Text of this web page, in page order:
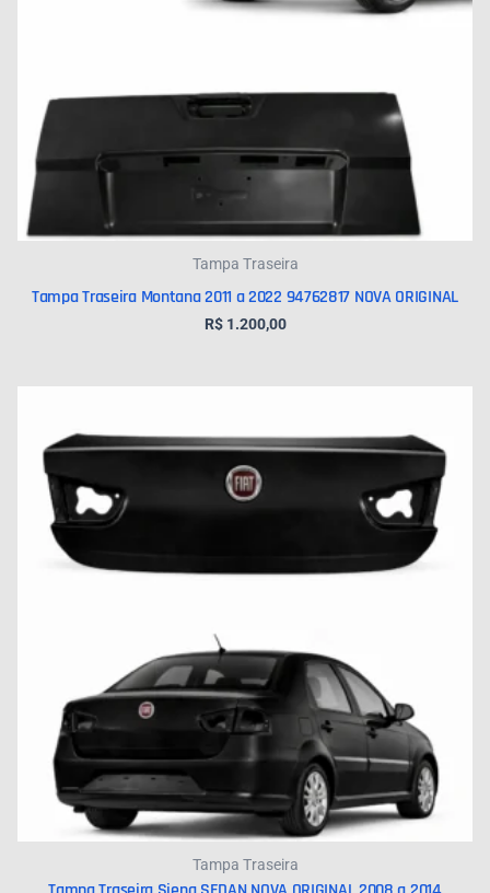
Tampa Traseira
Tampa Traseira Montana 2011 a 2022 94762817 NOVA ORIGINAL
R$1.200,00
Tampa Traseira